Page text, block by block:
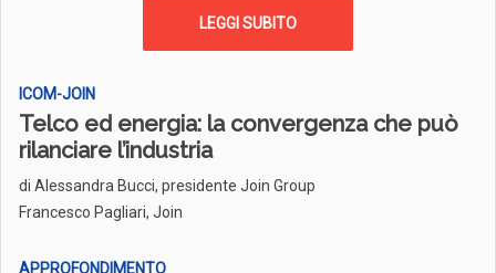
LEGGI SUBITO
ICOM-JOIN
Telco ed energia: la convergenza che può
rilanciare l’industria
di Alessandra Bucci, presidente Join Group
Francesco Pagliari, Join
APPROFONDIMENTO